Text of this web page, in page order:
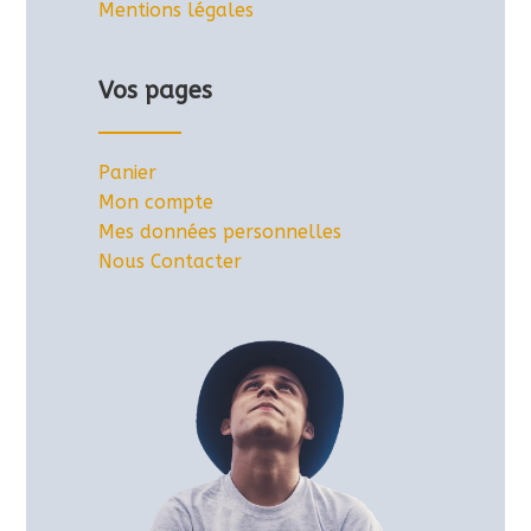
Mentions légales
Vos pages
Panier
Mon compte
Mes données personnelles
Nous Contacter